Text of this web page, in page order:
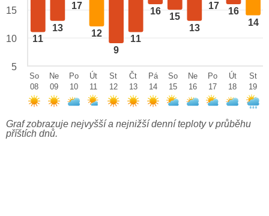
11
13
17
12
9
11
16
15
13
17
16
14
15
10
5
So
08
Ne
09
Po
10
Út
11
St
12
Čt
13
Pá
14
So
15
Ne
16
Po
17
Út
18
St
19
Graf zobrazuje nejvyšší a nejnižší denní teploty v průběhu
příštích dnů.